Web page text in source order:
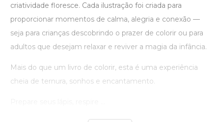
criatividade floresce. Cada ilustração foi criada para
proporcionar momentos de calma, alegria e conexão —
seja para crianças descobrindo o prazer de colorir ou para
adultos que desejam relaxar e reviver a magia da infância.
Mais do que um livro de colorir, esta é uma experiência
cheia de ternura, sonhos e encantamento.